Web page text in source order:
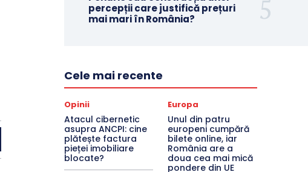
percepții care justifică prețuri
mai mari în România?
Cele mai recente
Opinii
Atacul cibernetic
asupra ANCPI: cine
plătește factura
pieței imobiliare
blocate?
Europa
Unul din patru
europeni cumpără
bilete online, iar
România are a
doua cea mai mică
pondere din UE